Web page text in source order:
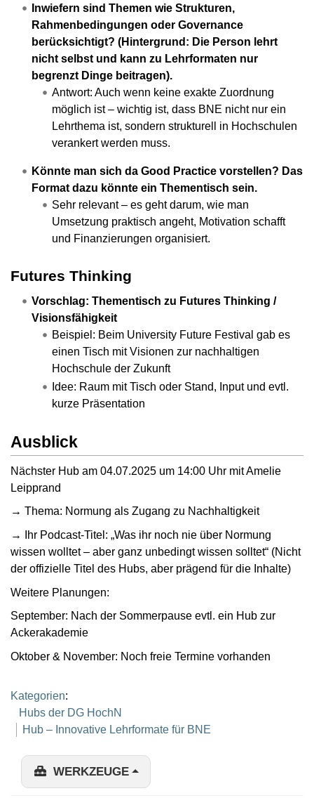
Inwiefern sind Themen wie Strukturen,
Rahmenbedingungen oder Governance
berücksichtigt? (Hintergrund: Die Person lehrt
nicht selbst und kann zu Lehrformaten nur
begrenzt Dinge beitragen).
Antwort: Auch wenn keine exakte Zuordnung
möglich ist – wichtig ist, dass BNE nicht nur ein
Lehrthema ist, sondern strukturell in Hochschulen
verankert werden muss.
Könnte man sich da Good Practice vorstellen? Das
Format dazu könnte ein Thementisch sein.
Sehr relevant – es geht darum, wie man
Umsetzung praktisch angeht, Motivation schafft
und Finanzierungen organisiert.
Futures Thinking
Vorschlag: Thementisch zu Futures Thinking /
Visionsfähigkeit
Beispiel: Beim University Future Festival gab es
einen Tisch mit Visionen zur nachhaltigen
Hochschule der Zukunft
Idee: Raum mit Tisch oder Stand, Input und evtl.
kurze Präsentation
Ausblick
Nächster Hub am 04.07.2025 um 14:00 Uhr mit Amelie
Leipprand
→ Thema: Normung als Zugang zu Nachhaltigkeit
→ Ihr Podcast-Titel: „Was ihr noch nie über Normung
wissen wolltet – aber ganz unbedingt wissen solltet“ (Nicht
der offizielle Titel des Hubs, aber prägend für die Inhalte)
Weitere Planungen:
September: Nach der Sommerpause evtl. ein Hub zur
Ackerakademie
Oktober & November: Noch freie Termine vorhanden
Kategorien:
Hubs der DG HochN
Hub – Innovative Lehrformate für BNE
WERKZEUGE